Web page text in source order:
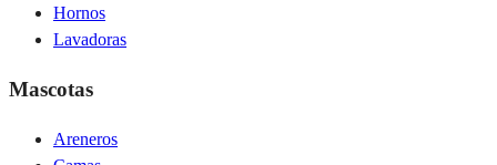
Hornos
Lavadoras
Mascotas
Areneros